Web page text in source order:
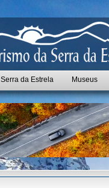
Serra da Estrela Museus